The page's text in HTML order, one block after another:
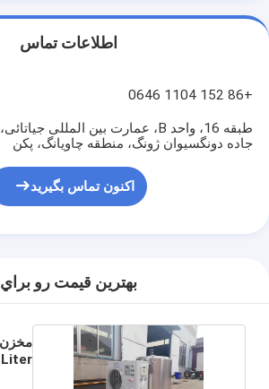
اطلاعات تماس
+86 152 1104 0646
جاده دونگسیوان ژونگ، منطقه چاویانگ، پکن
اکنون تماس بگیرید
بهترين قيمت رو براي